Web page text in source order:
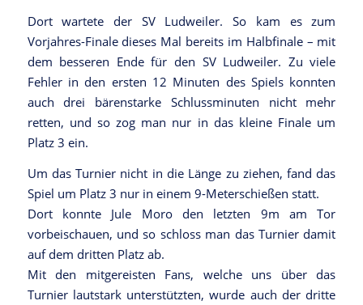
Dort wartete der SV Ludweiler. So kam es zum
Vorjahres-Finale dieses Mal bereits im Halbfinale – mit
dem besseren Ende für den SV Ludweiler. Zu viele
Fehler in den ersten 12 Minuten des Spiels konnten
auch drei bärenstarke Schlussminuten nicht mehr
retten, und so zog man nur in das kleine Finale um
Platz 3 ein.
Um das Turnier nicht in die Länge zu ziehen, fand das
Spiel um Platz 3 nur in einem 9-Meterschießen statt.
Dort konnte Jule Moro den letzten 9m am Tor
vorbeischauen, und so schloss man das Turnier damit
auf dem dritten Platz ab.
Mit den mitgereisten Fans, welche uns über das
Turnier lautstark unterstützten, wurde auch der dritte